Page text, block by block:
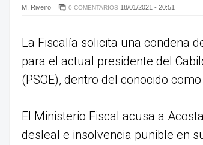
M. Riveiro 0 COMENTARIOS 18/01/2021 - 20:51
La Fiscalía solicita una condena
para el actual presidente del
(PSOE), dentro del conocido
El Ministerio Fiscal acusa a
desleal e insolvencia punible en